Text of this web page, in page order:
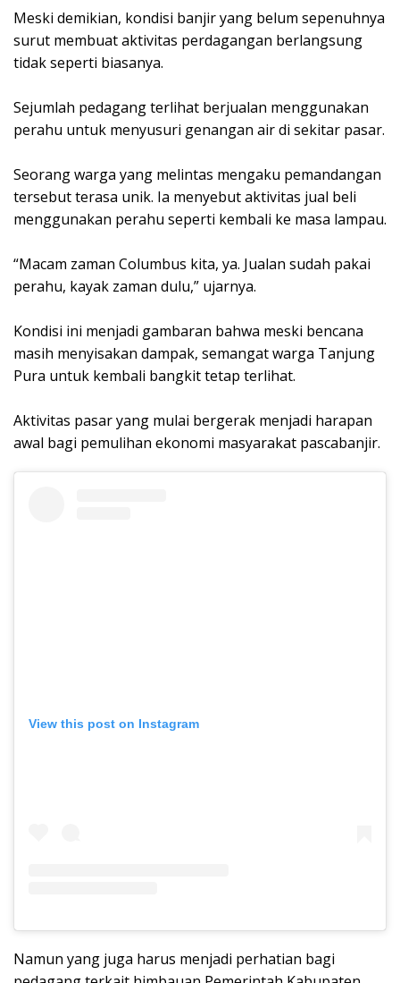
‎Meski demikian, kondisi banjir yang belum sepenuhnya
surut membuat aktivitas perdagangan berlangsung
tidak seperti biasanya.
‎Sejumlah pedagang terlihat berjualan menggunakan
perahu untuk menyusuri genangan air di sekitar pasar.
‎Seorang warga yang melintas mengaku pemandangan
tersebut terasa unik. Ia menyebut aktivitas jual beli
menggunakan perahu seperti kembali ke masa lampau.
‎“Macam zaman Columbus kita, ya. Jualan sudah pakai
perahu, kayak zaman dulu,” ujarnya.
‎Kondisi ini menjadi gambaran bahwa meski bencana
masih menyisakan dampak, semangat warga Tanjung
Pura untuk kembali bangkit tetap terlihat.
‎Aktivitas pasar yang mulai bergerak menjadi harapan
awal bagi pemulihan ekonomi masyarakat pascabanjir.
View this post on Instagram
Namun yang juga harus menjadi perhatian bagi